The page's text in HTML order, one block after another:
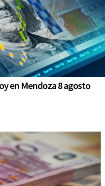
en Mendoza 8 agosto